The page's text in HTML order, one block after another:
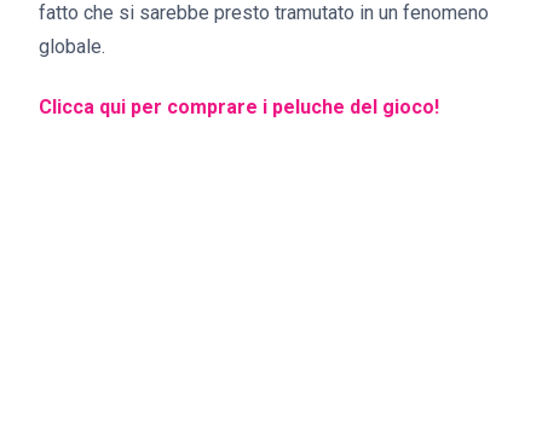
fatto che si sarebbe presto tramutato in un fenomeno
globale.
Clicca qui per comprare i peluche del gioco!